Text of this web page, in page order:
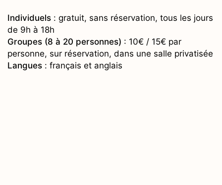
Individuels : gratuit, sans réservation, tous les jours
de 9h à 18h
Groupes (8 à 20 personnes) : 10€ / 15€ par
personne, sur réservation, dans une salle privatisée
Langues : français et anglais